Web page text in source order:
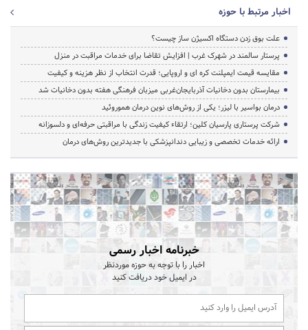
اخبار مرتبط با حوزه
علت بوق زدن دستگاه اکسیژن ساز چیست؟
پرستار سالمند در شهرک غرب | افزایش تقاضا برای خدمات مراقبت در منزل
مقایسه قیمت ایمپلنت کره ای و اروپایی؛ قدرت انتخاب از نظر هزینه و کیفیت
بیمارستان بدون دخانیات آذربایجان‌غربی میزبان فرهنگی هفته بدون دخانیات شد
درمان بواسیر با لیزر؛ یکی از روش‌های نوین درمان هموروئید
شرکت پرستاری پارسیان کلین؛ ارتقاء کیفیت زندگی با مراقبتی حرفه‌ای و دلسوزانه
ارائه خدمات تخصصی و زیبایی دندانپزشکی با جدیدترین روش‌های درمان
خبرنامه اخبار رسمی
اخبار را با توجه به حوزه موردنظر
در ایمیل خود دریافت کنید